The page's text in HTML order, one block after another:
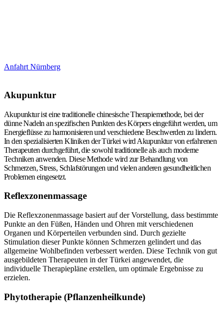
Anfahrt Nürnberg
Akupunktur
Akupunktur ist eine traditionelle chinesische Therapiemethode, bei der
dünne Nadeln an spezifischen Punkten des Körpers eingeführt werden, um
Energieflüsse zu harmonisieren und verschiedene Beschwerden zu lindern.
In den spezialisierten Kliniken der Türkei wird Akupunktur von erfahrenen
Therapeuten durchgeführt, die sowohl traditionelle als auch moderne
Techniken anwenden. Diese Methode wird zur Behandlung von
Schmerzen, Stress, Schlafstörungen und vielen anderen gesundheitlichen
Problemen eingesetzt.
Reflexzonenmassage
Die Reflexzonenmassage basiert auf der Vorstellung, dass bestimmte
Punkte an den Füßen, Händen und Ohren mit verschiedenen
Organen und Körperteilen verbunden sind. Durch gezielte
Stimulation dieser Punkte können Schmerzen gelindert und das
allgemeine Wohlbefinden verbessert werden. Diese Technik von gut
ausgebildeten Therapeuten in der Türkei angewendet, die
individuelle Therapiepläne erstellen, um optimale Ergebnisse zu
erzielen.
Phytotherapie (Pflanzenheilkunde)